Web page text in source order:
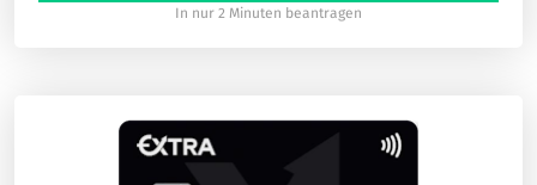
In nur 2 Minuten beantragen